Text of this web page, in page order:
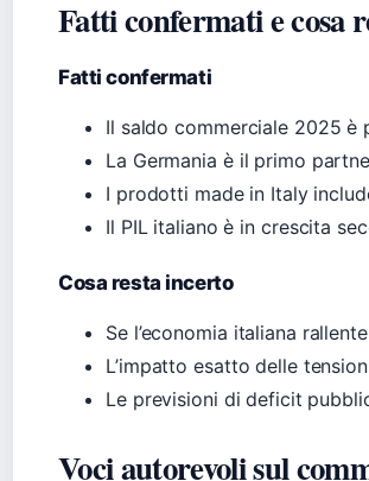
Fatti confermati e cosa
Fatti confermati
Il saldo commerciale 2025
La Germania è il primo
I prodotti made in Italy
Il PIL italiano è in crescita
Cosa resta incerto
Se l’economia italiana
L’impatto esatto delle
Le previsioni di deficit
Voci autorevoli sul